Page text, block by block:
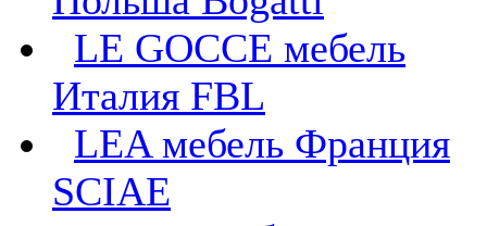
LE GOCCE мебель
Италия FBL
LEA мебель Франция
SCIAE